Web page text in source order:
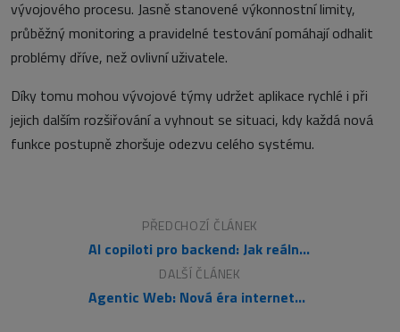
vývojového procesu. Jasně stanovené výkonnostní limity,
průběžný monitoring a pravidelné testování pomáhají odhalit
problémy dříve, než ovlivní uživatele.
Díky tomu mohou vývojové týmy udržet aplikace rychlé i při
jejich dalším rozšiřování a vyhnout se situaci, kdy každá nová
funkce postupně zhoršuje odezvu celého systému.
PŘEDCHOZÍ ČLÁNEK
AI copiloti pro backend: Jak reálně zrychlují vývoj a kde stále selhávají
DALŠÍ ČLÁNEK
Agentic Web: Nová éra internetu řízená umělou inteligencí